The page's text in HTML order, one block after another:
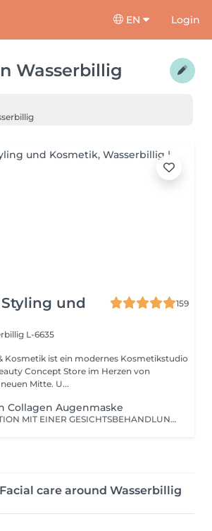
EN Login
Wasserbillig
und
159
L-6635
Kosmetik ist ein modernes Kosmetikstudio
Concept Store im Herzen von
Wasserbillig, in der neuen Mitte. U...
Collagen Augenmaske
NUR IN KOMBINATION MIT EINER GESICHTSBEHANDLUNG BUCHBAR! Gönne deiner Augenpartie die Extra Portion Pflege.
care around Wasserbillig